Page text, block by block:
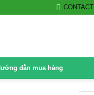
CONTACT
dẫn mua hàng